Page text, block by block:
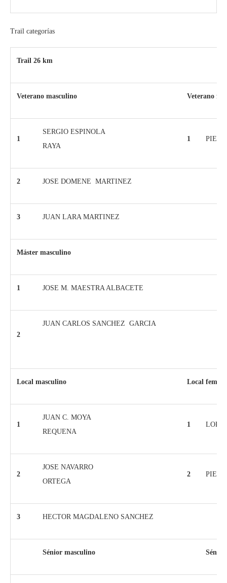
Trail categorías
Trail 26 km
Veterano masculino Veterano
1
SERGIO ESPINOLA
RAYA
1
2 JOSE DOMENE MARTINEZ
3 JUAN LARA MARTINEZ
Máster masculino
1 JOSE M. MAESTRA ALBACETE
2
JUAN CARLOS SANCHEZ GARCIA
Local masculino Local
1
JUAN C. MOYA
REQUENA
1
2
JOSE NAVARRO
ORTEGA
2
3 HECTOR MAGDALENO SANCHEZ
Sénior masculino